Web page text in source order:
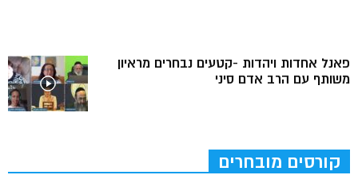
פאנל אחדות ויהדות -קטעים נבחרים מראיון
משותף עם הרב אדם סיני
קורסים מובחרים